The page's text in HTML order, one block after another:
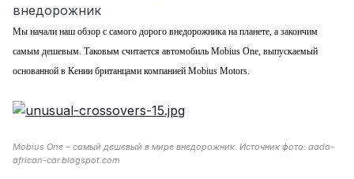
внедорожник
Мы начали наш обзор с самого дорого внедорожника на планете, а закончим
самым дешевым. Таковым считается автомобиль Mobius One, выпускаемый
основанной в Кении британцами компанией Mobius Motors.
Mobius One – самый дешевый в мире внедорожник. Источник фото: aada-
african-car.blogspot.com